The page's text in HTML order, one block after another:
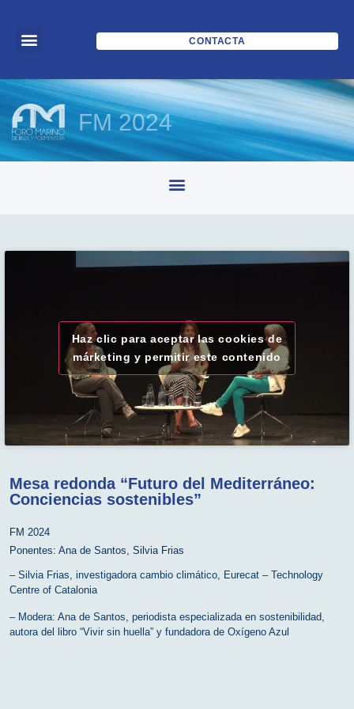
CONTACTA
FM 2024
Haz clic para aceptar las cookies de
márketing y permitir este contenido
Mesa redonda “Futuro del Mediterráneo:
Conciencias sostenibles”
FM 2024
Ponentes: Ana de Santos Silvia Frias
– Silvia Frias, investigadora cambio climático, Eurecat – Technology
Centre of Catalonia
– Modera: Ana de Santos, periodista especializada en sostenibilidad,
autora del libro “Vivir sin huella” y fundadora de Oxígeno Azul